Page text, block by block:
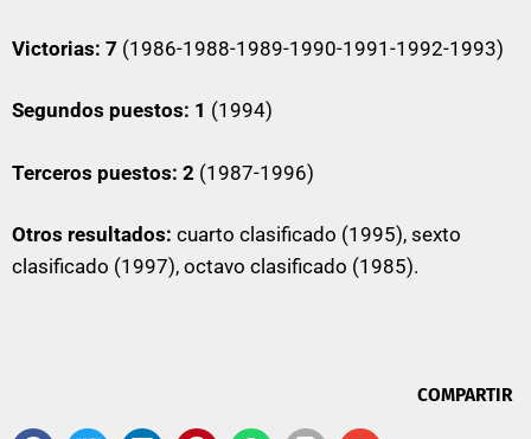
Victorias: 7 (1986-1988-1989-1990-1991-1992-1993)
Segundos puestos: 1 (1994)
Terceros puestos: 2 (1987-1996)
Otros resultados: cuarto clasificado (1995), sexto
clasificado (1997), octavo clasificado (1985).
COMPARTIR